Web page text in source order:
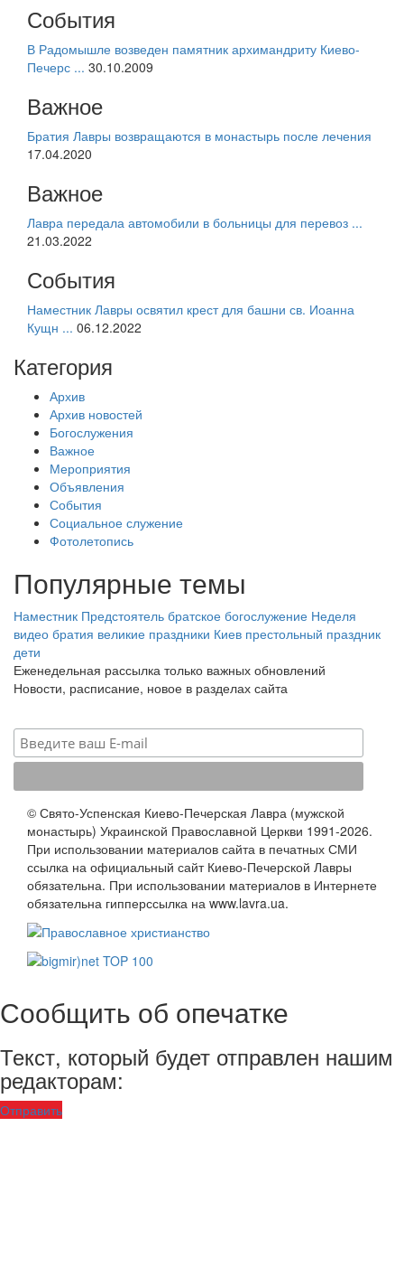
События
В Радомышле возведен памятник архимандриту Киево-
Печерс ... 30.10.2009
Важное
Братия Лавры возвращаются в монастырь после лечения
17.04.2020
Важное
Лавра передала автомобили в больницы для перевоз ...
21.03.2022
События
Наместник Лавры освятил крест для башни св. Иоанна
Кущн ... 06.12.2022
Категория
Архив
Архив новостей
Богослужения
Важное
Мероприятия
Объявления
События
Социальное служение
Фотолетопись
Популярные темы
Наместник Предстоятель братское богослужение Неделя
видео братия великие праздники Киев престольный праздник
дети
Еженедельная рассылка только важных обновлений
Новости, расписание, новое в разделах сайта
© Свято-Успенская Киево-Печерская Лавра (мужской
монастырь) Украинской Православной Церкви 1991-2026.
При использовании материалов сайта в печатных СМИ
ссылка на официальный сайт Киево-Печерской Лавры
обязательна. При использовании материалов в Интернете
обязательна гипперссылка на www.lavra.ua.
Сообщить об опечатке
Текст, который будет отправлен нашим
редакторам:
Отправить